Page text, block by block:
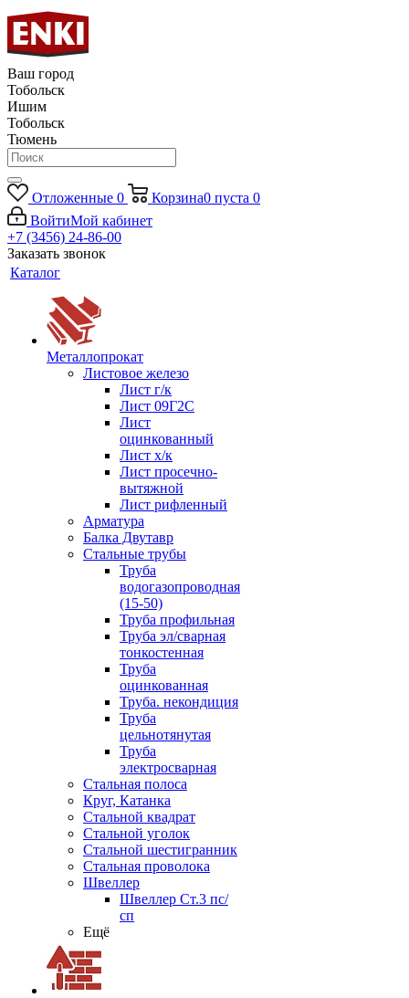
Ваш город
Тобольск
Ишим
Тобольск
Тюмень
Отложенные 0 Корзина0 пуста 0
ВойтиМой кабинет
+7 (3456) 24-86-00
Заказать звонок
Каталог
Металлопрокат
Листовое железо
Лист г/к
Лист 09Г2С
Лист
оцинкованный
Лист х/к
Лист просечно-
вытяжной
Лист рифленный
Арматура
Балка Двутавр
Стальные трубы
Труба
водогазопроводная
(15-50)
Труба профильная
Труба эл/сварная
тонкостенная
Труба
оцинкованная
Труба. некондиция
Труба
цельнотянутая
Труба
электросварная
Стальная полоса
Круг, Катанка
Стальной квадрат
Стальной уголок
Стальной шестигранник
Стальная проволока
Швеллер
Швеллер Ст.3 пс/
сп
Ещё